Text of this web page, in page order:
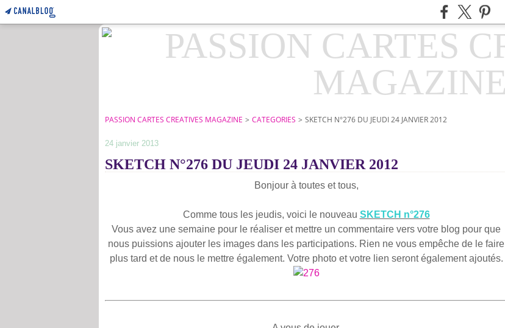
PASSION CARTES CREATIVES MAGAZINE > CATEGORIES > SKETCH N°276 DU JEUDI 24 JANVIER 2012
24 janvier 2013
SKETCH N°276 DU JEUDI 24 JANVIER 2012
Bonjour à toutes et tous,
Comme tous les jeudis, voici le nouveau SKETCH n°276
Vous avez une semaine pour le réaliser et mettre un commentaire vers votre blog pour que
nous puissions ajouter les images dans les participations. Rien ne vous empêche de le faire
plus tard et de nous le mettre également. Votre photo et votre lien seront également ajoutés.